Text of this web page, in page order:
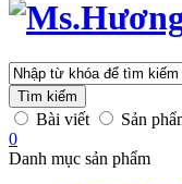
Tìm kiếm
Bài viết
Sản
0
Danh mục sản phẩm